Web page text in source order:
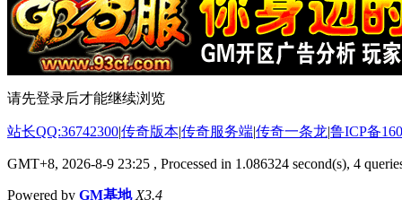
请先登录后才能继续浏览
站长QQ:36742300|传奇版本|传奇服务端|传奇一条龙|鲁ICP备
GMT+8, 2026-8-9 23:25 , Processed in 1.086324 second(s), 4
Powered by GM基地 X3.4